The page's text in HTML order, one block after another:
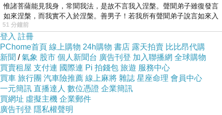
棒，會聽姊姊的話，吃飯都乾乾淨淨的不簡單
喔，你們都是好孩子！下次看到我們小弟弟要笑
咪咪打招呼，小弟弟很喜歡你們哩！」此時，姊
弟臉上露出靦腆的笑容，輕輕摸摸小孫子的腳，
一溜煙跑掉了。
現下社會一片暴戾之氣，每個人都怨氣沖天，怪
惟諸菩薩能見我身，常聞我法，是故不言我入涅槃。聲聞弟子雖復發言
如來涅槃，而我實不入於涅槃。善男子！若我所有聲聞弟子說言如來入
51 分鐘前
登入 註冊
PChome首頁 線上購物 24h購物 書店 露天拍賣 比比昂代購
新聞 /氣象 股市 個人新聞台 廣告刊登 加入聯播網 全球購物
買賣租屋 支付連 國際連 Pi 拍錢包 旅遊 服務中心
買車 旅行團 汽車險推薦 線上麻將 雜誌 星座命理 會員中心
一元簡訊 直播達人 數位憑證 企業簡訊
買網址 虛擬主機 企業郵件
廣告刊登 隱私權聲明